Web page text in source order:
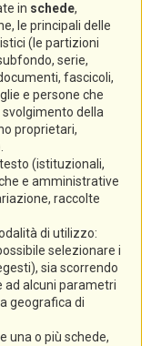
in schede,
le principali delle
(le partizioni
serie,
fascicoli,
e persone che
della
proprietari,
(istituzionali,
e amministrative
raccolte
di utilizzo:
selezionare i
sia scorrendo
ad alcuni parametri
geografica di
una o più schede,